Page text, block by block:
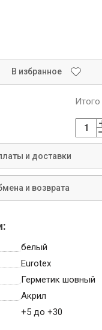
В избранное
Итого
и доставки
и возврата
белый
Eurotex
Герметик шовный
Акрил
+5 до +30
и водоотведение
инструмент
ремонта
штукатурно-